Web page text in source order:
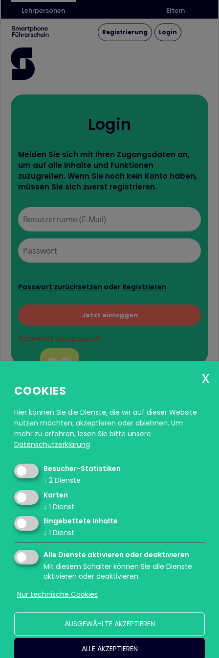
Lehrpersonen Eltern
Registrierung Login
Login
Melden Sie sich mit Ihren Zugangsdaten an,
um auf alle Inhalte und Funktionen
zuzugreifen. Wenn Sie noch kein Konto haben,
müssen Sie sich zuerst registrieren.
Passwort zurücksetzen oder Registrieren
Passwort vergessen?
Ein Projekt des Forum Prävention in
Zusammenarbeit mit der Landesdirektion
deutschsprachige Grund, Mittel- und Oberschulen
und dem Landesbeirat für Kommunikationswesen
und mit der Unterstützung des Südtiroler
Sanitätsbetriebs. Das Pilotprojekt wurde mit
COOKIES
Hier können Sie die Dienste, die wir auf dieser Website
nutzen möchten, akzeptieren oder ablehnen. Um
mehr zu erfahren, lesen Sie bitte unsere
Datenschutzerklärung
Besucher-Statistiken
↓ 2 Dienste
Karten
↓ 1 Dienst
Eingebettete Inhalte
↓ 1 Dienst
Alle Dienste aktivieren oder deaktivieren
Mit diesem Schalter können Sie alle Dienste
aktivieren oder deaktivieren.
Nur technische Cookies
AUSGEWÄHLTE AKZEPTIEREN
ALLE AKZEPTIEREN